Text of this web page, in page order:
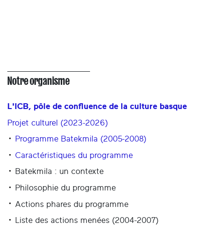
Notre organisme
L'ICB, pôle de confluence de la culture basque
Projet culturel (2023-2026)
Programme Batekmila (2005-2008)
Caractéristiques du programme
Batekmila : un contexte
Philosophie du programme
Actions phares du programme
Liste des actions menées (2004-2007)